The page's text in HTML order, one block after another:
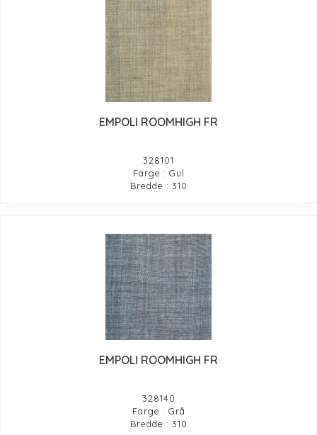
EMPOLI ROOMHIGH FR
328101
Farge : Gul
Bredde : 310
EMPOLI ROOMHIGH FR
328140
Farge : Grå
Bredde : 310